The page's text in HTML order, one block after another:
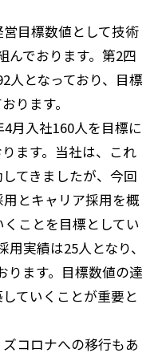
目標数値として技術
んでおります。第2四
人となっており、目標
ります。
月入社160人を目標に
ます。当社は、これ
てきましたが、今回
とキャリア採用を概
ことを目標としてい
実績は25人となり、
ります。目標数値の達
ていくことが重要と
コロナへの移行もあ